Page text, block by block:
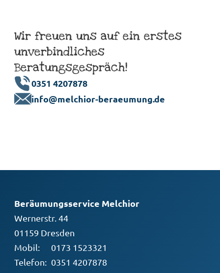
Wir freuen uns auf ein erstes
unverbindliches
Beratungsgespräch!
0351 4207878
info@melchior-beraeumung.de
Beräumungsservice Melchior
Wernerstr. 44
01159 Dresden
Mobil:
0173 1523321
Telefon: 0351 4207878